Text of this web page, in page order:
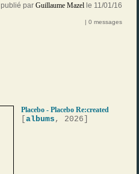
publié par Guillaume Mazel le 11/01/16
| 0 messages
Placebo - Placebo Re:created
[albums , 2026]